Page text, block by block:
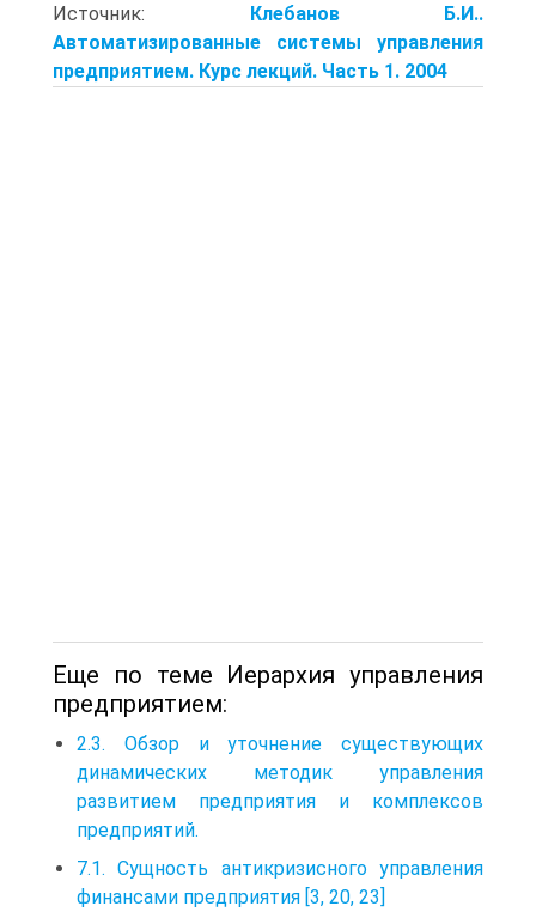
Источник: Клебанов Б.И..
Автоматизированные системы управления
предприятием. Курс лекций. Часть 1. 2004
Еще по теме Иерархия управления
предприятием:
2.3. Обзор и уточнение существующих
динамических методик управления
развитием предприятия и комплексов
предприятий.
7.1. Сущность антикризисного управления
финансами предприятия [3, 20, 23]